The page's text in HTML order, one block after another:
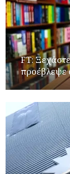
FT:
προέβλεψε